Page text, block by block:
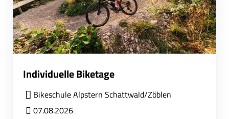
Individuelle Biketage
Bikeschule Alpstern Schattwald/Zöblen
07.08.2026